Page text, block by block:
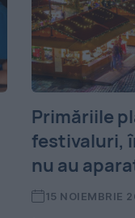
Primăriile
festivaluri,
nu au
15 NOIEMBRIE